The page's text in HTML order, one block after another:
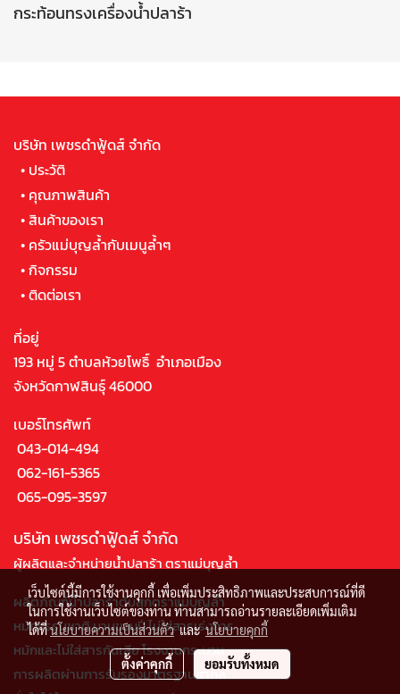
กระท้อนทรงเครื่องน้ำปลาร้า
บริษัท เพชรดำฟู้ดส์ จำกัด
• ประวัติ
• คุณภาพสินค้า
•สินค้าของเรา
• ครัวแม่บุญล้ำกับเมนูล้ำๆ
•กิจกรรม
•ติดต่อเรา
ที่อยู่
193 หมู่ 5 ตำบลห้วยโพธิ์ อำเภอเมือง
จังหวัดกาฬสินธุ์ 46000
เบอร์โทรศัพท์
043-014-494
062-161-5365
065-095-3597
บริษัท เพชรดำฟู้ดส์ จำกัด
ผู้ผลิตและจำหน่ายน้ำปลาร้า ตราแม่บุญล้ำ
ผลิตภัณฑ์น้ำปลาร้าต้มสุกตราแม่บุญล้ำ
หมักธรรมชาติ นานขวบปี ไม่ใส่สารเร่งการ
หมักและไม่ใส่สารกันเสีย โรงงานกระบวน
การผลิตผ่านการรับรองมาตรฐานสากล
เว็บไซต์นี้มีการใช้งานคุกกี้ เพื่อเพิ่มประสิทธิภาพและประสบการณ์ที่ดี
ในการใช้งานเว็บไซต์ของท่าน ท่านสามารถอ่านรายละเอียดเพิ่มเติม
ได้ที่นโยบายความเป็นส่วนตัวและนโยบายคุกกี้
ตั้งค่าคุกกี้ ยอมรับทั้งหมด